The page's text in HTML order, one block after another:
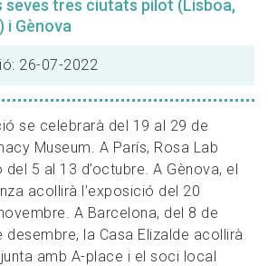
seves tres ciutats pilot (Lisboa,
i Gènova
26-07-2022
se celebrarà del 19 al 29 de
Museum. A París, Rosa Lab
5 al 13 d’octubre. A Gènova, el
acollirà l’exposició del 20
A Barcelona, del 8 de
desembre, la Casa Elizalde acollirà
amb A-place i el soci local